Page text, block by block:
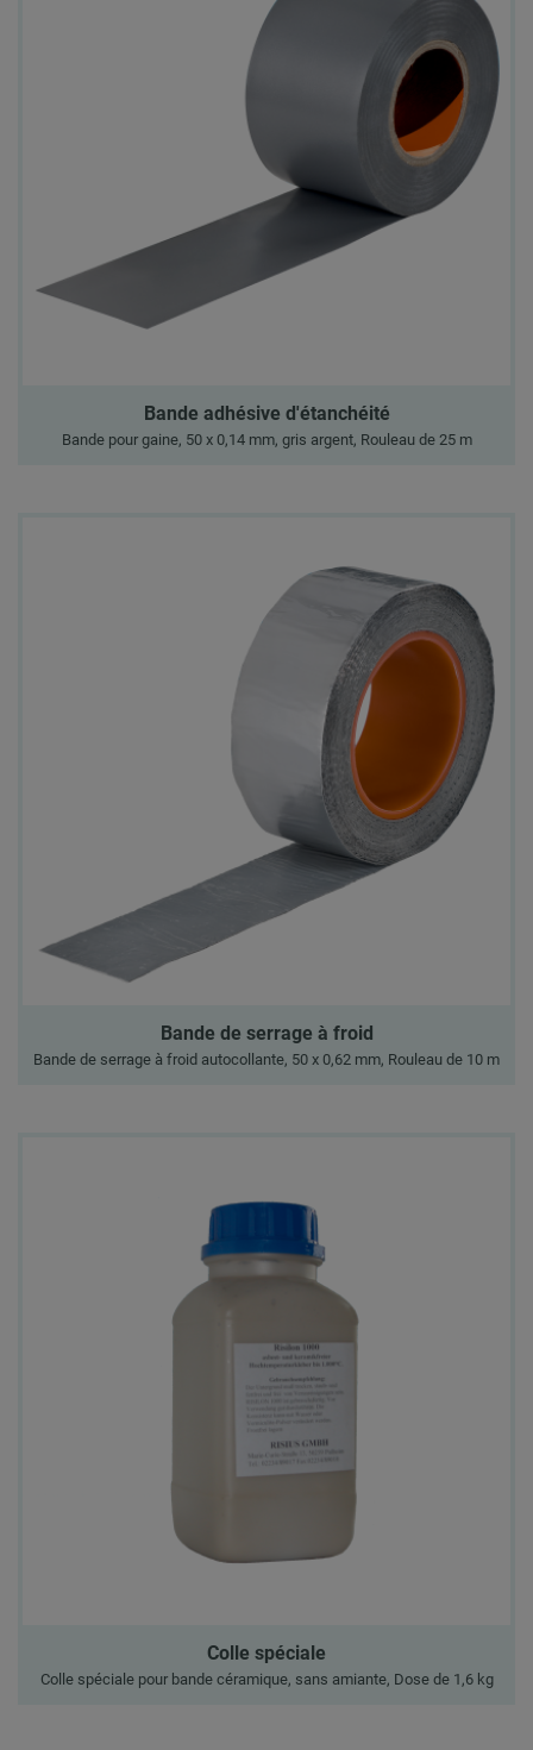
Bande adhésive d'étanchéité
Bande pour gaine, 50 x 0,14 mm, gris argent, Rouleau de 25 m
Bande de serrage à froid
Bande de serrage à froid autocollante, 50 x 0,62 mm, Rouleau de 10 m
Colle spéciale
Colle spéciale pour bande céramique, sans amiante, Dose de 1,6 kg